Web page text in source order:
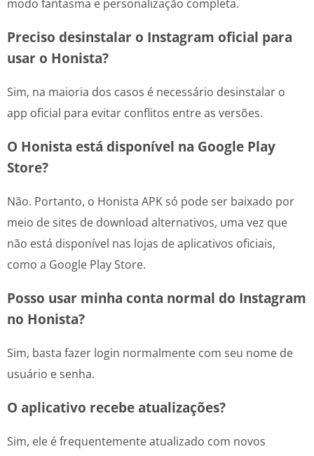
modo fantasma e personalização completa.
Preciso desinstalar o Instagram oficial para
usar o Honista?
Sim, na maioria dos casos é necessário desinstalar o
app oficial para evitar conflitos entre as versões.
O Honista está disponível na Google Play
Store?
Não. Portanto, o Honista APK só pode ser baixado por
meio de sites de download alternativos, uma vez que
não está disponível nas lojas de aplicativos oficiais,
como a Google Play Store.
Posso usar minha conta normal do Instagram
no Honista?
Sim, basta fazer login normalmente com seu nome de
usuário e senha.
O aplicativo recebe atualizações?
Sim, ele é frequentemente atualizado com novos